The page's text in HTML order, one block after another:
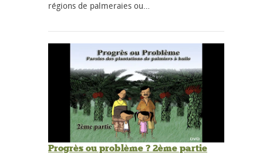
régions de palmeraies ou…
Progrès ou problème ? 2ème partie